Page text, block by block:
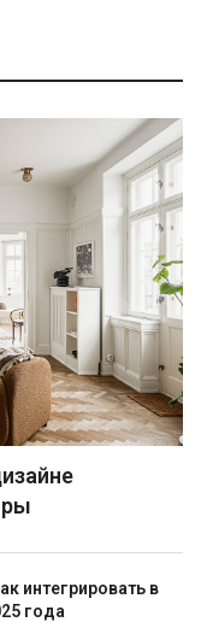
интегрировать в
года